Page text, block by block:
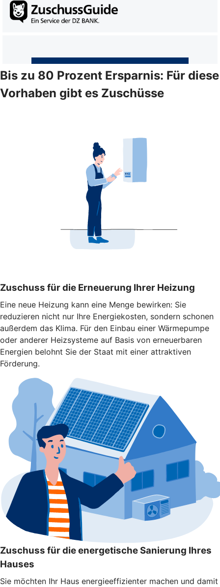
Bis zu 80 Prozent Ersparnis: Für diese
Vorhaben gibt es Zuschüsse
Zuschuss für die Erneuerung Ihrer Heizung
Eine neue Heizung kann eine Menge bewirken: Sie
reduzieren nicht nur Ihre Energiekosten, sondern schonen
außerdem das Klima. Für den Einbau einer Wärmepumpe
oder anderer Heizsysteme auf Basis von erneuerbaren
Energien belohnt Sie der Staat mit einer attraktiven
Förderung.
Zuschuss für die energetische Sanierung Ihres
Hauses
Sie möchten Ihr Haus energieeffizienter machen und damit